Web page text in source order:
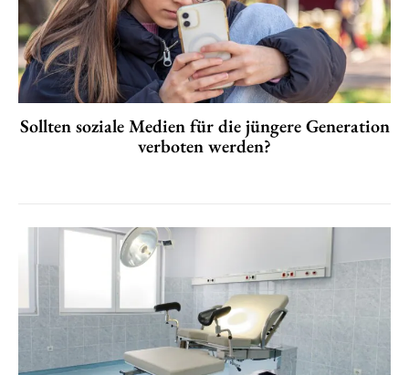
Sollten soziale Medien für die jüngere Generation
verboten werden?